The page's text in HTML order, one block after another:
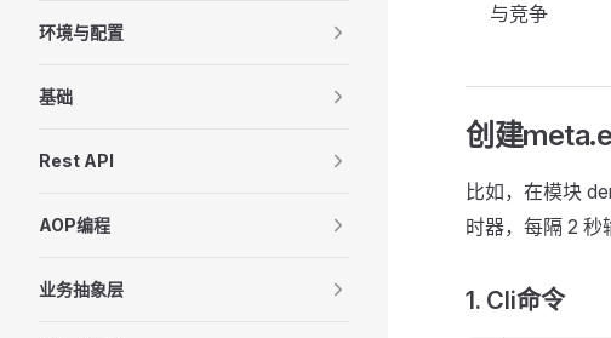
环境与配置
基础
Rest API
AOP编程
业务抽象层
与竞争
创建
比如，在模块
时器，每隔 2 秒
1. Cli命令